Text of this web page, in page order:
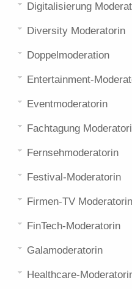
Digitalisierung
Diversity Moderatorin
Doppelmoderation
Entertainment-
Eventmoderatorin
Fachtagung
Fernsehmoderatorin
Festival-Moderatorin
Firmen-TV Moderatorin
FinTech-Moderatorin
Galamoderatorin
Healthcare-